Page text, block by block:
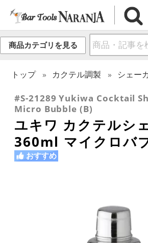
商品カテゴリを見る
トップ カクテル調製 シェー
#S-21289 Yukiwa Cocktail
Micro Bubble (B)
ユキワ カクテルシ
360ml マイクロバ
おすすめ